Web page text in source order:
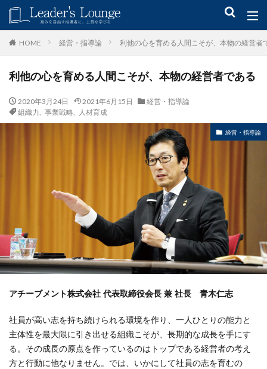
HOME 経営・指導論 利他の心を育める人間こそが、本物の経営者
利他の心を育める人間こそが、本物の経営者である
2020年3月24日 2021年6月15日
経営・指導論
組織力
事業戦略, 人材育成
経営・指導論
アチーブメント株式会社 代表取締役会長 兼 社長 青木仁志
社員が高い志を持ち続けられる環境を作り、一人ひとりの能力と
主体性を最大限に引き出せる組織こそが、長期的な成長を手にす
る。その成長の原点を作っているのはトップである経営者の考え
方と行動に他なりません。では、いかにして社員の志を育むの
キーワード
青木仁志 モチベーションアップ 後継者育成 事業承継
新規事業
組織力 目標設定 社会貢献
事業戦略
自己管理 夢 日本青年会議所
検索